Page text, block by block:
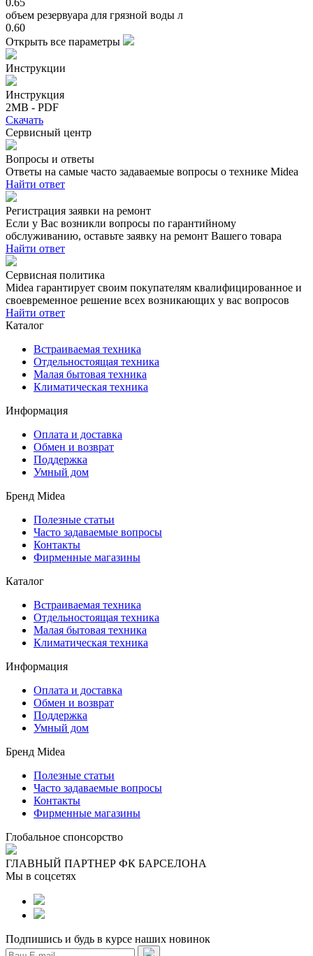
0.65
объем резервуара для грязной воды л
0.60
Открыть все параметры
Инструкции
Инструкция
2MB - PDF
Скачать
Сервисный центр
Вопросы и ответы
Ответы на самые часто задаваемые вопросы о технике Midea
Найти ответ
Регистрация заявки на ремонт
Если у Вас возникли вопросы по гарантийному
обслуживанию, оставьте заявку на ремонт Вашего товара
Найти ответ
Сервисная политика
Midea гарантирует своим покупателям квалифицированное и
своевременное решение всех возникающих у вас вопросов
Найти ответ
Каталог
Встраиваемая техника
Отдельностоящая техника
Малая бытовая техника
Климатическая техника
Информация
Оплата и доставка
Обмен и возврат
Поддержка
Умный дом
Бренд Midea
Полезные статьи
Часто задаваемые вопросы
Контакты
Фирменные магазины
Каталог
Встраиваемая техника
Отдельностоящая техника
Малая бытовая техника
Климатическая техника
Информация
Оплата и доставка
Обмен и возврат
Поддержка
Умный дом
Бренд Midea
Полезные статьи
Часто задаваемые вопросы
Контакты
Фирменные магазины
Глобальное спонсорство
ГЛАВНЫЙ ПАРТНЕР ФК БАРСЕЛОНА
Мы в соцсетях
Подпишись и будь в курсе наших новинок